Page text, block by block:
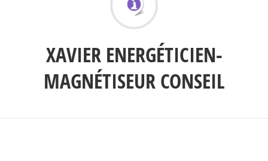
XAVIER ENERGÉTICIEN-
MAGNÉTISEUR CONSEIL